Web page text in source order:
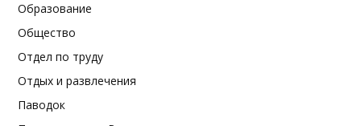
Образование
Общество
Отдел по труду
Отдых и развлечения
Паводок